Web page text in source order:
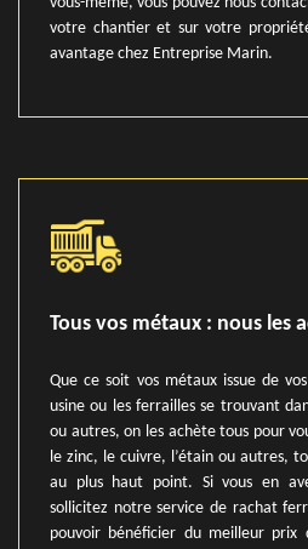
votre chantier et sur votre
avantage chez Entreprise Marin.
Tous vos métaux : nous les
Que ce soit vos métaux issue de
usine ou les ferrailles se trouvant
ou autres, on les achète tous pour
le zinc, le cuivre, l’étain ou autres,
au plus haut point. Si vous en
sollicitez notre service de rachat
pouvoir bénéficier du meilleur prix